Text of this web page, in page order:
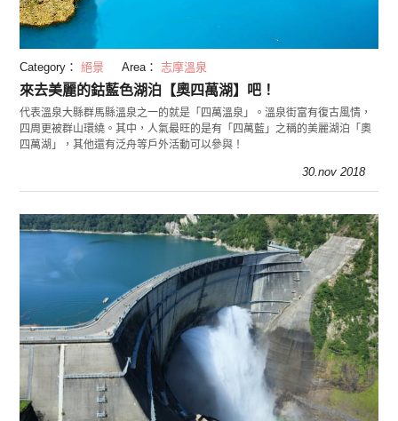
Category： 絕景 Area： 志摩溫泉
來去美麗的鈷藍色湖泊【奧四萬湖】吧！
代表溫泉大縣群馬縣溫泉之一的就是「四萬溫泉」。溫泉街富有復古風情，
四周更被群山環繞。其中，人氣最旺的是有「四萬藍」之稱的美麗湖泊「奧
四萬湖」，其他還有泛舟等戶外活動可以參與！
30.nov 2018